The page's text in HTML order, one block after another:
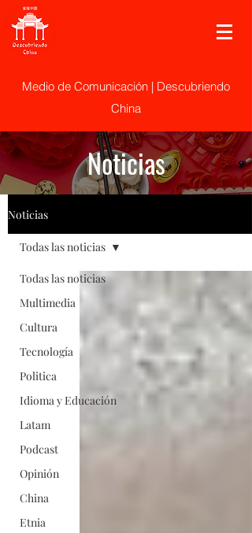
Medio de Comunicación | Descubriendo
China
Noticias
Noticias
Todas las noticias
Multimedia
Cultura
Tecnología
Politica
Idioma y Educación
Latam
Podcast
Opinión
China
Etnia
Todas las noticias